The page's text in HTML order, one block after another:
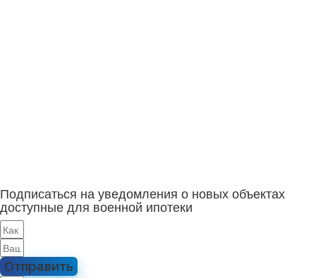
Подписаться на уведомления о новых объектах
доступные для военной ипотеки
Отправить